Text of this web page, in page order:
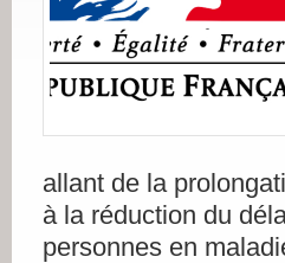
allant de la
à la réduction du
personnes en